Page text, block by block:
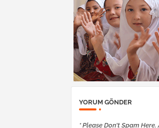
YORUM GÖNDER
* Please Don't Spam